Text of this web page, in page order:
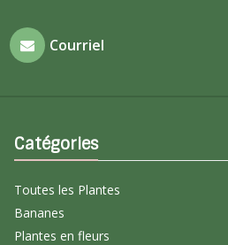
Courriel
Catégories
Toutes les Plantes
Bananes
Plantes en fleurs